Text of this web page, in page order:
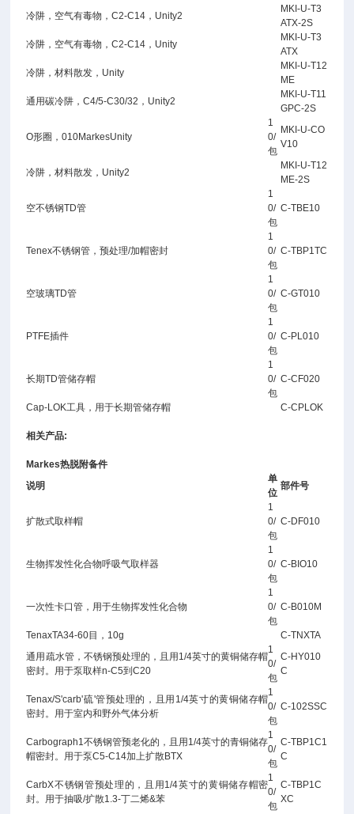
冷阱，空气有毒物，C2-C14，Unity2
MKI-U-T3
ATX-2S
冷阱，空气有毒物，C2-C14，Unity
MKI-U-T3
ATX
冷阱，材料散发，Unity
MKI-U-T12
ME
通用碳冷阱，C4/5-C30/32，Unity2
MKI-U-T11
GPC-2S
O形圈，010MarkesUnity
1
0/
包
MKI-U-CO
V10
冷阱，材料散发，Unity2
MKI-U-T12
ME-2S
空不锈钢TD管
1
0/
包
C-TBE10
Tenex不锈钢管，预处理/加帽密封
1
0/
包
C-TBP1TC
空玻璃TD管
1
0/
包
C-GT010
PTFE插件
1
0/
包
C-PL010
长期TD管储存帽
1
0/
包
C-CF020
Cap-LOK工具，用于长期管储存帽 C-CPLOK
相关产品:
Markes热脱附备件
说明
单
位
部件号
扩散式取样帽
1
0/
包
C-DF010
生物挥发性化合物呼吸气取样器
1
0/
包
C-BIO10
一次性卡口管，用于生物挥发性化合物
1
0/
包
C-B010M
TenaxTA34-60目，10g
C-TNXTA
通用疏水管，不锈钢预处理的，且用1/4英寸的黄铜储存帽
密封。用于泵取样n-C5到C20
1
0/
包
C-HY010
C
Tenax/S'carb'硫'管预处理的，且用1/4英寸的黄铜储存帽
密封。用于室内和野外气体分析
1
0/
包
C-102SSC
Carbograph1不锈钢管预老化的，且用1/4英寸的青铜储存
帽密封。用于泵C5-C14加上扩散BTX
1
0/
包
C-TBP1C1
C
CarbX不锈钢管预处理的，且用1/4英寸的黄铜储存帽密
封。用于抽吸/扩散1.3-丁二烯&苯
1
0/
包
C-TBP1C
XC